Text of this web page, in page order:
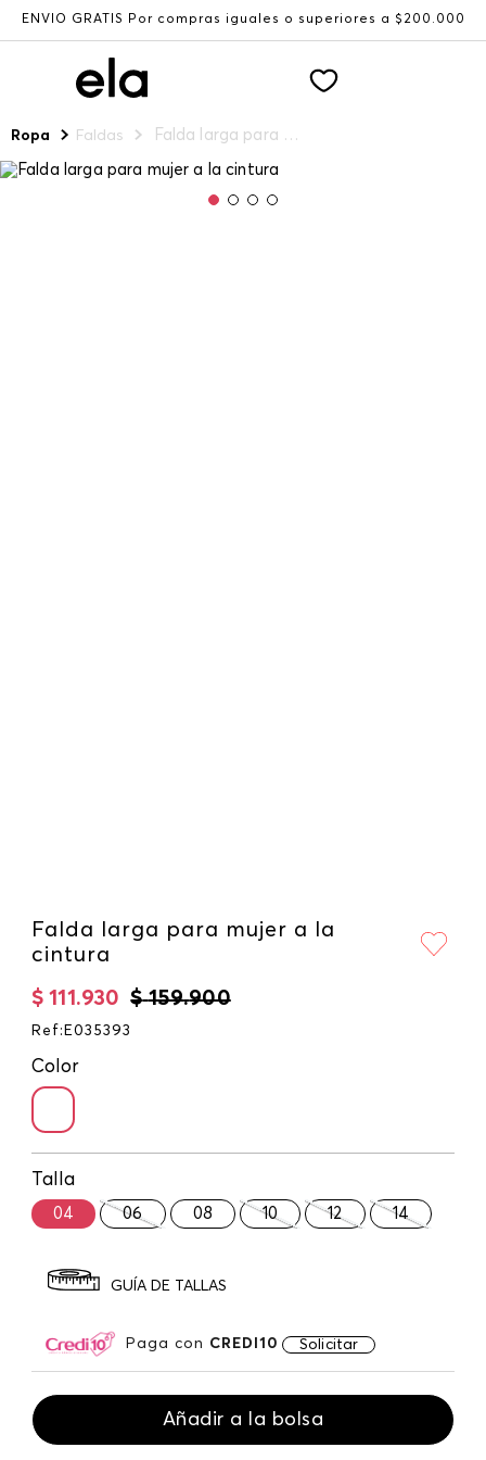
ENVÍO GRATIS Por compras iguales o superiores a $200.000
Ropa Faldas Falda larga para mujer a la cintura
Falda larga para mujer a la
cintura
$ 159.900
$ 111 .930
Ref : E035393
Color
Talla
04 06 08 10 12 14
GUÍA DE TALLAS
Paga con CREDI10 Solicitar
Añadir a la bolsa